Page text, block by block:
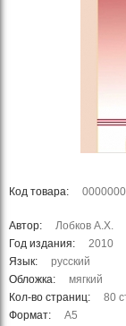
Код товара:
Автор:
Лобков А.Х.
Год издания:
2010
Язык:
русский
Обложка:
мягкий
Кол-во страниц:
80
Формат:
А5